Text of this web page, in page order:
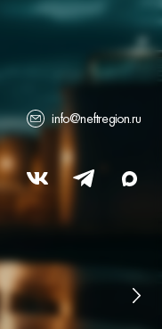
info@neftregion.ru